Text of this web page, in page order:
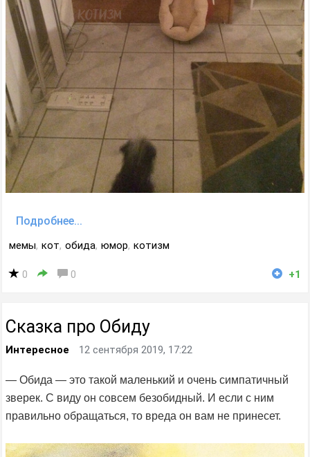
Подробнее...
мемы, кот, обида, юмор, котизм
0 0 +1
Сказка про Обиду
Интересное 12 сентября 2019, 17:22
— Обида — это такой маленький и очень симпатичный
зверек. С виду он совсем безобидный. И если с ним
правильно обращаться, то вреда он вам не принесет.